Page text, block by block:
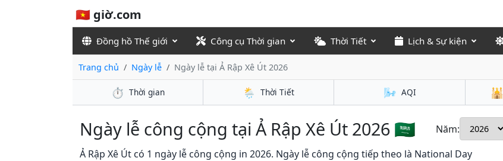
🇻🇳 giờ.com
Đồng hồ Thế giới Công cụ Thời gian Thời Tiết Lịch & Sự kiện
Trang chủ Ngày lễ Ngày lễ tại Ả Rập Xê Út 2026
⏱️ Thời gian 🌦️ Thời Tiết 🌬️ AQI 🕌
Ngày lễ công cộng tại Ả Rập Xê Út 2026 🇸🇦
Năm:
Ả Rập Xê Út có 1 ngày lễ công cộng in 2026. Ngày lễ công cộng tiếp theo là National Day